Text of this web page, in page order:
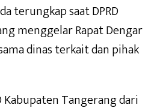
terungkap saat DPRD
menggelar Rapat Dengar
dinas terkait dan pihak
Kabupaten Tangerang dari